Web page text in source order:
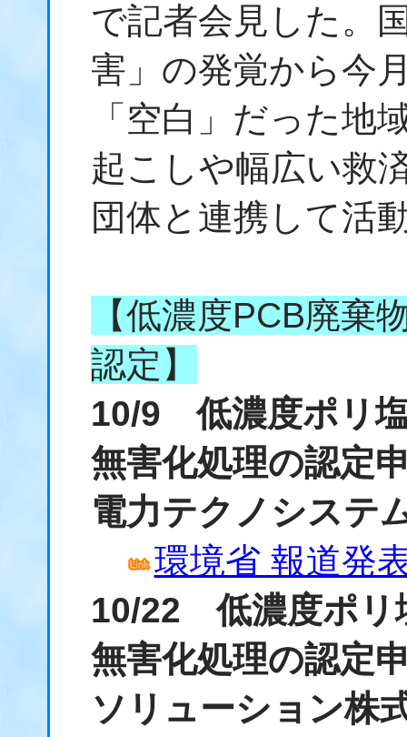
で記者会見した。
害」の発覚から今
「空白」だった地
起こしや幅広い救
団体と連携して活
【低濃度PCB廃棄
認定】
10/9 低濃度ポリ
無害化処理の認定
電力テクノシステ
環境省 報道発
10/22 低濃度ポリ
無害化処理の認定
ソリューション株